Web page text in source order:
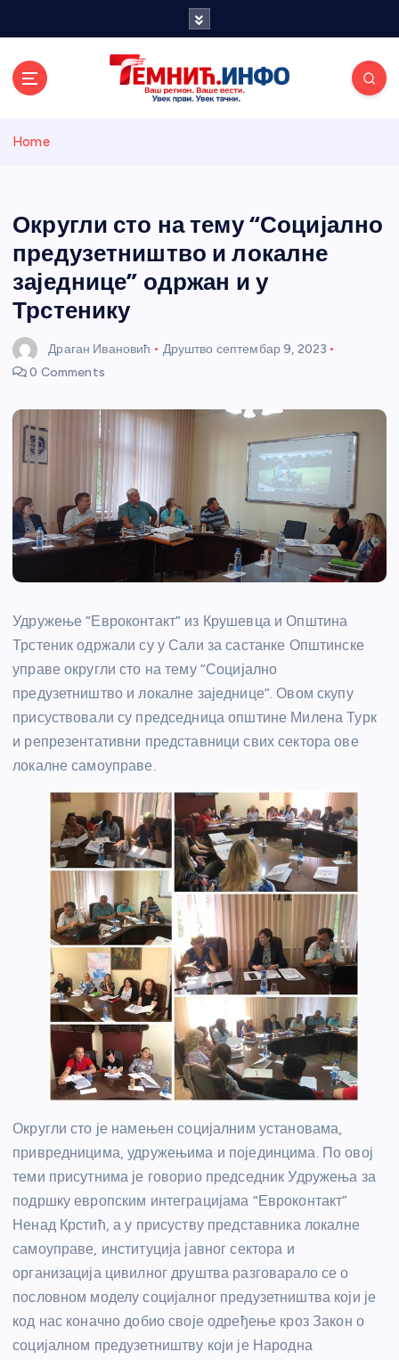
и портал
Home
Округли сто на тему “Социјално
предузетништво и локалне
заједнице” одржан и у
Трстенику
Драган Ивановић Друштво септембар 9, 2023
0 Comments
Удружење “Евроконтакт” из Крушевца и Општина
Трстеник одржали су у Сали за састанке Општинске
управе округли сто на тему “Социјално
предузетништво и локалне заједнице”. Овом скупу
присуствовали су председница општине Милена Турк
и репрезентативни представници свих сектора ове
локалне самоуправе.
Округли сто је намењен социјалним установама,
привредницима, удружењима и појединцима. По овој
теми присутнима је говорио председник Удружења за
подршку европским интеграцијама “Евроконтакт”
Ненад Крстић, а у присуству представника локалне
самоуправе, институција јавног сектора и
организација цивилног друштва разговарало се о
пословном моделу социјалног предузетништва који је
код нас коначно добио своје одређење кроз Закон о
социјалном предузетништву који је Народна